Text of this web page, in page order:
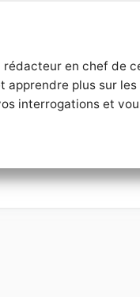
en chef de
plus sur
interrogations et